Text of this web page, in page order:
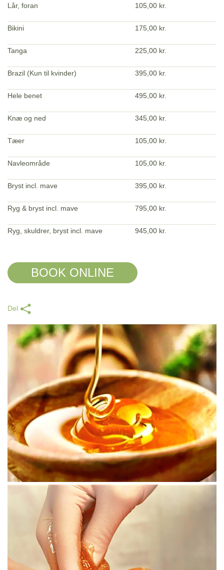
Lår, foran 105,00 kr.
Bikini 175,00 kr.
Tanga 225,00 kr.
Brazil (Kun til kvinder) 395,00 kr.
Hele benet 495,00 kr.
Knæ og ned 345,00 kr.
Tæer 105,00 kr.
Navleområde 105,00 kr.
Bryst incl. mave 395,00 kr.
Ryg & bryst incl. mave 795,00 kr.
Ryg, skuldrer, bryst incl. mave 945,00 kr.
BOOK ONLINE
Del